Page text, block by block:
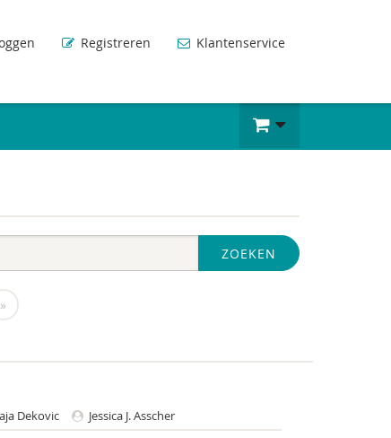
Registreren Klantenservice
ZOEKEN
»
Dekovic
Jessica J. Asscher